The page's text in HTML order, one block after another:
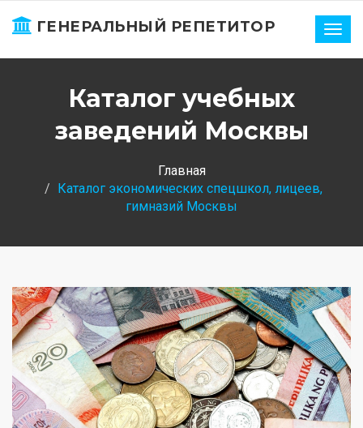
ГЕНЕРАЛЬНЫЙ РЕПЕТИТОР
Каталог учебных
заведений Москвы
Главная
Каталог экономических спецшкол, лицеев,
гимназий Москвы